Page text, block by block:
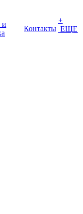
и
Контакты
+
ЕЩЕ